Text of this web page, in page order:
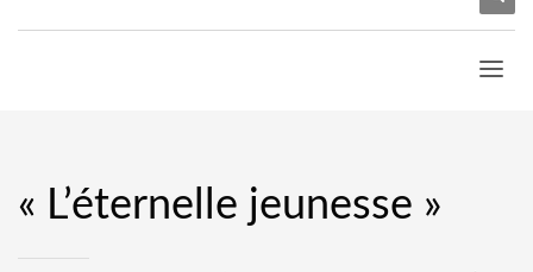
« L’éternelle jeunesse »